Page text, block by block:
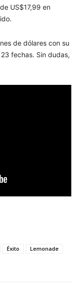
US$17,99 en
de dólares con su
23 fechas. Sin dudas,
Éxito
Lemonade